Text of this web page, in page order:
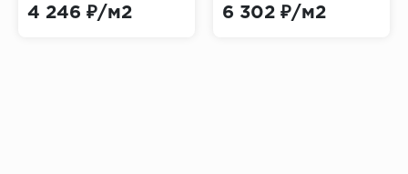
Rudiments Clay)
4 246 ₽/м2
(Balta LCT Primrose)
6 302 ₽/м2